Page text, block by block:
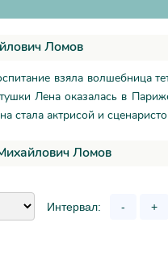
Ломов
взяла волшебница
Лена оказалась в
стала актрисой и
Ломов
Интервал: - +